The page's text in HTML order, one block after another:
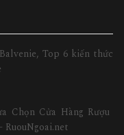
Top 6 kiến thức
Chọn Cửa Hàng Rượu